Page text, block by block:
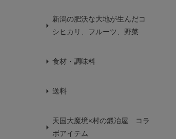
新潟の肥沃な大地が生んだコ
シヒカリ、フルーツ、野菜
食材・調味料
送料
天国大魔境×村の鍛冶屋 コラ
ボアイテム